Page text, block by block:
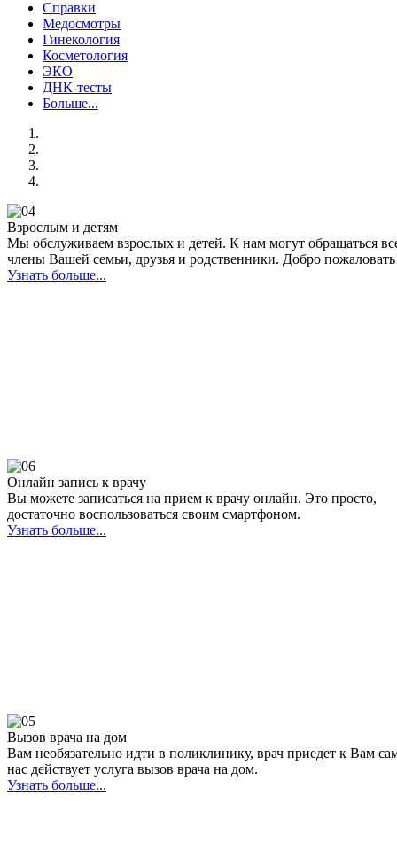
Справки
Медосмотры
Гинекология
Косметология
ЭКО
ДНК-тесты
Больше...
Взрослым и детям
Мы обслуживаем взрослых и детей. К нам могут обращаться
члены Вашей семьи, друзья и родственники. Добро
Узнать больше...
Онлайн запись к врачу
Вы можете записаться на прием к врачу онлайн. Это просто,
достаточно воспользоваться своим смартфоном.
Узнать больше...
Вызов врача на дом
Вам необязательно идти в поликлинику, врач приедет к Вам
нас действует услуга вызов врача на дом.
Узнать больше...